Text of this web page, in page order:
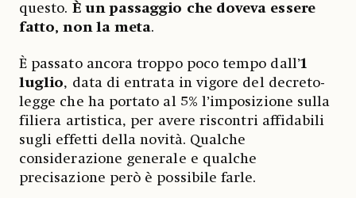
questo. È un passaggio che doveva essere
fatto, non la meta.
È passato ancora troppo poco tempo dall’1
luglio, data di entrata in vigore del decreto-
legge che ha portato al 5% l’imposizione sulla
filiera artistica, per avere riscontri affidabili
sugli effetti della novità. Qualche
considerazione generale e qualche
precisazione però è possibile farle.